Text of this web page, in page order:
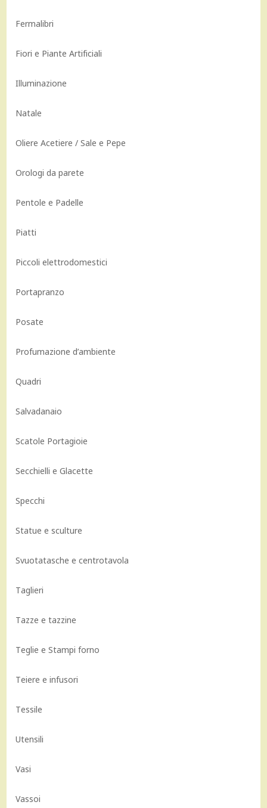
Fermalibri
Fiori e Piante Artificiali
Illuminazione
Natale
Oliere Acetiere / Sale e Pepe
Orologi da parete
Pentole e Padelle
Piatti
Piccoli elettrodomestici
Portapranzo
Posate
Profumazione d’ambiente
Quadri
Salvadanaio
Scatole Portagioie
Secchielli e Glacette
Specchi
Statue e sculture
Svuotatasche e centrotavola
Taglieri
Tazze e tazzine
Teglie e Stampi forno
Teiere e infusori
Tessile
Utensili
Vasi
Vassoi